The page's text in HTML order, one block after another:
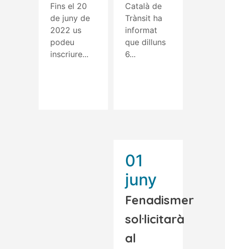
Fins el 20
de juny de
2022 us
podeu
inscriure...
Català de
Trànsit ha
informat
que dilluns
6...
01
juny
Fenadismer
sol·licitarà
al